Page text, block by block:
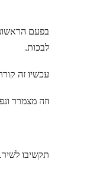
בפעם
לבכות.
עכשיו זה
וזה מצמרר
תקשיבו